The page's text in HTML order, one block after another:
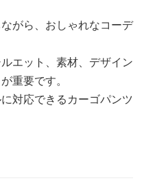
がら、おしゃれなコーデ
エット、素材、デザイン
重要です。
対応できるカーゴパンツ